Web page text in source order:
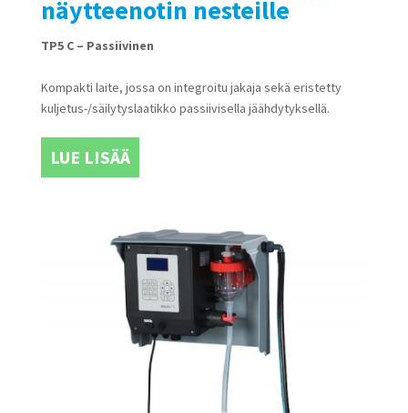
näytteenotin nesteille
TP5 C – Passiivinen
Kompakti laite, jossa on integroitu jakaja sekä eristetty
kuljetus-/säilytyslaatikko passiivisella jäähdytyksellä.
LUE LISÄÄ